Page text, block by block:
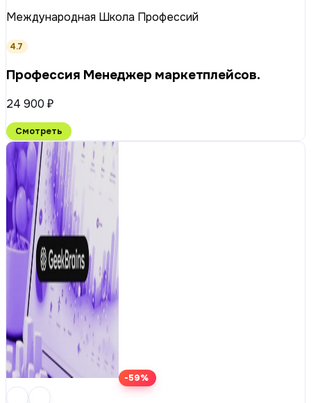
Международная Школа Профессий
4.7
Профессия Менеджер маркетплейсов.
24 900 ₽
Смотреть
-59%